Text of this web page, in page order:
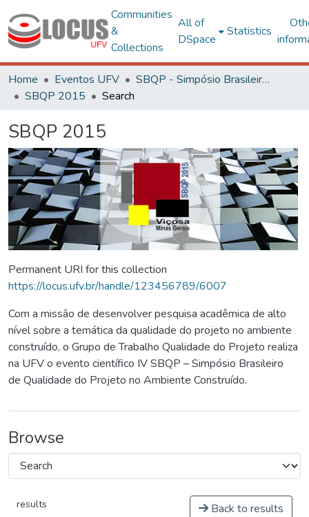
Communities
&
Collections
All of
DSpace
Statistics
Home Eventos UFV
SBQP - Simpósio Brasileiro de Qualidade do Projeto no Ambiente Construído
SBQP 2015
Search
SBQP 2015
Permanent URI for this collection
https://locus.ufv.br/handle/123456789/6007
Com a missão de desenvolver pesquisa acadêmica de alto
nível sobre a temática da qualidade do projeto no ambiente
construído, o Grupo de Trabalho Qualidade do Projeto realiza
na UFV o evento científico IV SBQP – Simpósio Brasileiro
de Qualidade do Projeto no Ambiente Construído.
Browse
results Back to results